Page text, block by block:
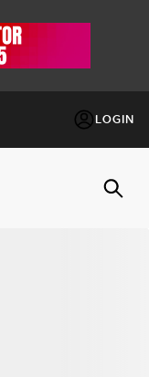
LOGIN
FACTOR